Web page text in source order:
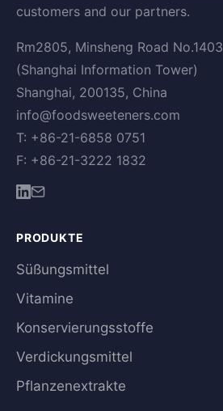
customers and our partners.
Rm2805, Minsheng Road No.1403
(Shanghai Information Tower)
Shanghai, 200135, China
info@foodsweeteners.com
T: +86-21-6858 0751
F: +86-21-3222 1832
PRODUKTE
Süßungsmittel
Vitamine
Konservierungsstoffe
Verdickungsmittel
Pflanzenextrakte